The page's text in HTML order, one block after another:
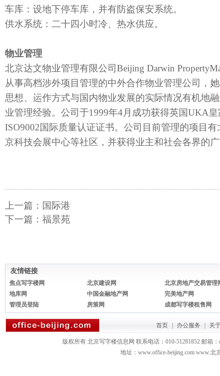
车库：设地下停车库，并有防盗保安系统。
供水系统：二十四小时冷、热水供应。
物业管理
北京达文物业管理有限公司Beijing Darwin
从事高档涉外项目管理的中外合作物业管理公司，
思想、运作方式与国内物业发展的实际情况有机地
业管理经验。公司于1999年4月成功获得英国UKA
ISO9002国际质量认证证书。公司目前管理的项目
京科技会展中心等社区，并获得业主和社会各界的
上一篇： 国际港
下一篇： 福景苑
友情链接
焦点写字楼网 北京建设网
北京房地产交易管理
地库网
中国金融地产网
完美地产网
管理员登陆
房策网 成都写字楼租售网
首页 办公服务 关
版权所有 北京写字楼信息网 联系电话：010-51281852 邮箱：
地址：www.office-beijing.com www.